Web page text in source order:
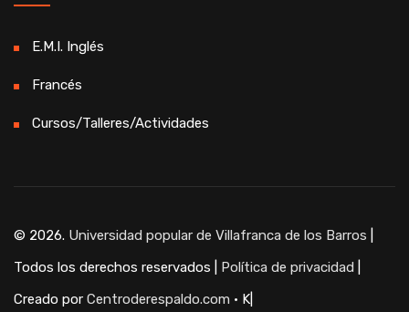
E.M.I. Inglés
Francés
Cursos/Talleres/Actividades
© 2026. Universidad popular de Villafranca de los Barros
Todos los derechos reservados | Política de privacidad
Creado por Centroderespaldo.com · K|